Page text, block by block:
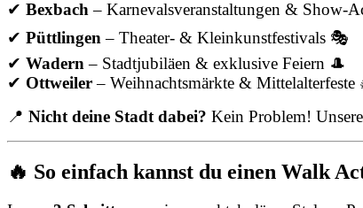
✔ Bexbach – Karnevalsveranstaltungen & Show-
✔ Püttlingen – Theater- & Kleinkunstfestivals 🎭
✔ Wadern – Stadtjubiläen & exklusive Feiern 🎩
✔ Ottweiler– Weihnachtsmärkte & Mittelalterfeste
📍 Nicht deine Stadt dabei? Kein Problem!
🔥 So einfach kannst du einen Walk